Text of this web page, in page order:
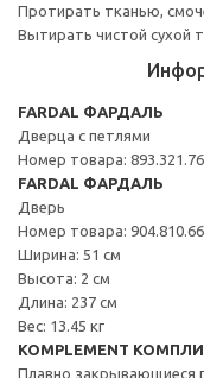
Протирать тканью,
Вытирать чистой сухой
FARDAL ФАРДАЛЬ
Дверца с петлями
Номер товара: 893.321.76
FARDAL ФАРДАЛЬ
Дверь
Номер товара: 904.810.66
Ширина: 51 см
Высота: 2 см
Длина: 237 см
Вес: 13.45 кг
KOMPLEMENT
Плавно закрывающиеся